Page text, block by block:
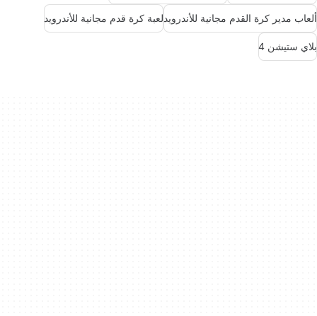
ألعاب مدير كرة القدم مجانية للأندرويدلعبة كرة قدم مجانية للأندرويد
بلاي ستيشن 4